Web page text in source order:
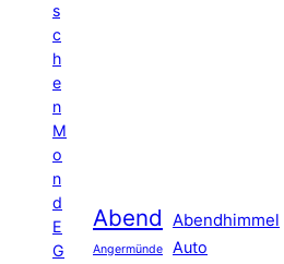
s
c
h
e
n
M
o
n
d
E
G
Abend Abendhimmel
Angermünde Auto